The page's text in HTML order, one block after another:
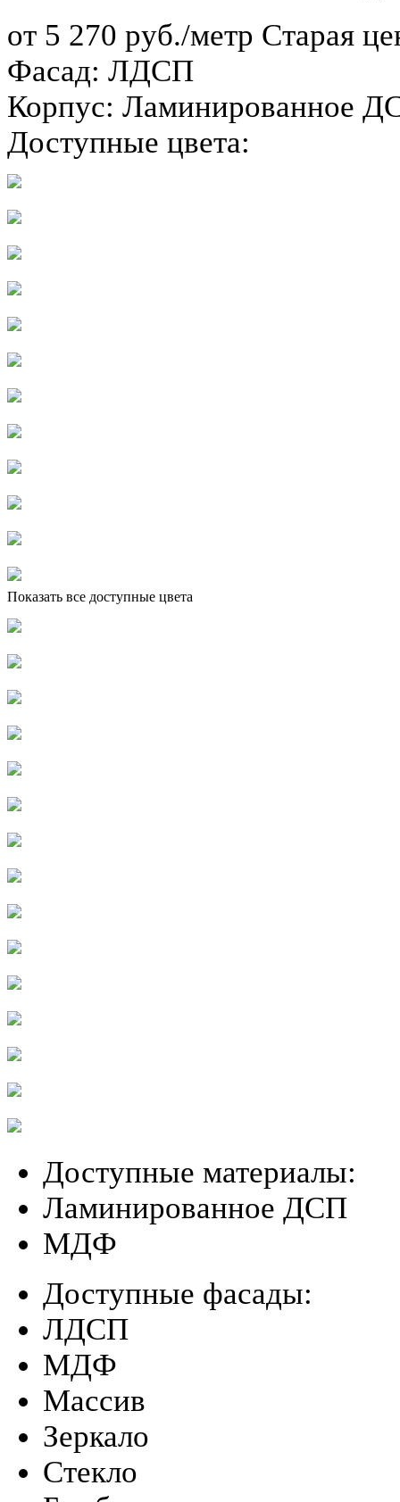
от 5 270 руб./метр Старая
Фасад: ЛДСП
Корпус: Ламинированное
Доступные цвета:
Показать все доступные цвета
Доступные материалы:
Ламинированное ДСП
МДФ
Доступные фасады:
ЛДСП
МДФ
Массив
Зеркало
Стекло